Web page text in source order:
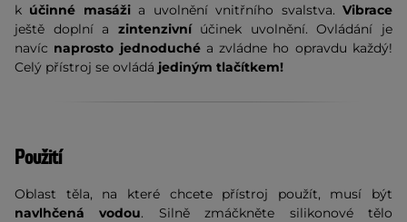
k účinné masážia uvolnění vnitřního svalstva.Vibrace
ještě doplní a zintenzivní účinek uvolnění. Ovládání je
navíc naprosto jednoduché a zvládne ho opravdu každý!
Celý přístroj se ovládá jediným tlačítkem!
Použití
Oblast těla, na které chcete přístroj použít, musí být
navlhčená vodou. Silně zmáčkněte silikonové tělo